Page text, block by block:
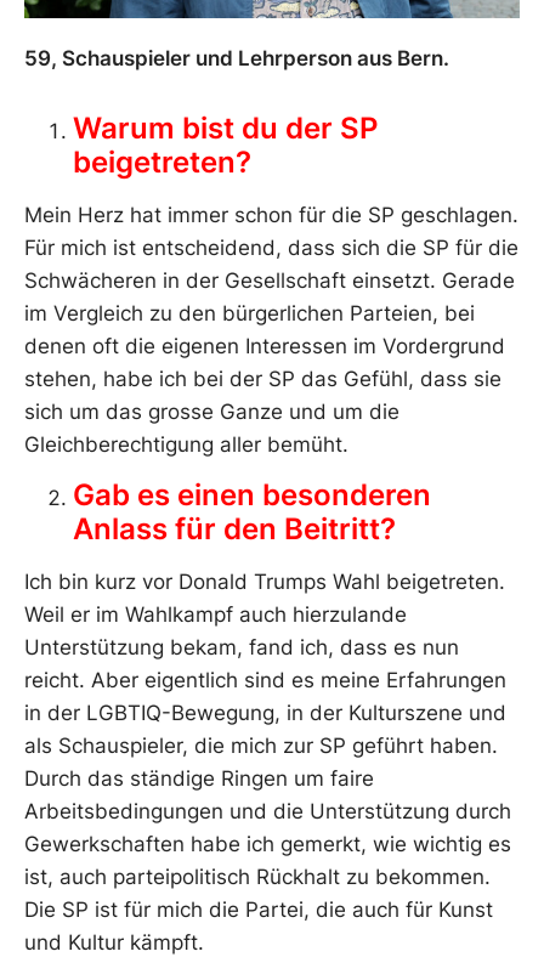
59, Schauspieler und Lehrperson aus Bern.
Warum bist du der SP
beigetreten?
Mein Herz hat immer schon für die SP geschlagen.
Für mich ist entscheidend, dass sich die SP für die
Schwächeren in der Gesellschaft einsetzt. Gerade
im Vergleich zu den bürgerlichen Parteien, bei
denen oft die eigenen Interessen im Vordergrund
stehen, habe ich bei der SP das Gefühl, dass sie
sich um das grosse Ganze und um die
Gleichberechtigung aller bemüht.
Gab es einen besonderen
Anlass für den Beitritt?
Ich bin kurz vor Donald Trumps Wahl beigetreten.
Weil er im Wahlkampf auch hierzulande
Unterstützung bekam, fand ich, dass es nun
reicht. Aber eigentlich sind es meine Erfahrungen
in der LGBTIQ-Bewegung, in der Kulturszene und
als Schauspieler, die mich zur SP geführt haben.
Durch das ständige Ringen um faire
Arbeitsbedingungen und die Unterstützung durch
Gewerkschaften habe ich gemerkt, wie wichtig es
ist, auch parteipolitisch Rückhalt zu bekommen.
Die SP ist für mich die Partei, die auch für Kunst
und Kultur kämpft.